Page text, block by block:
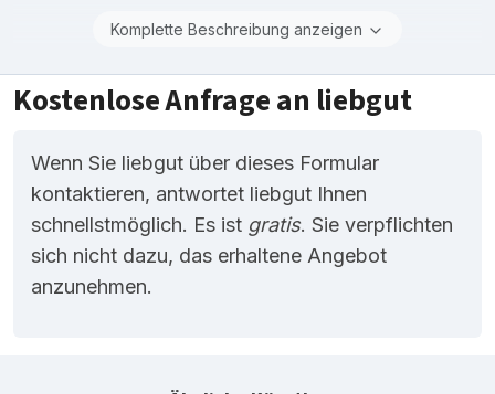
Komplette Beschreibung anzeigen
Kostenlose Anfrage an liebgut
Wenn Sie liebgut über dieses Formular
kontaktieren, antwortet liebgut Ihnen
schnellstmöglich. Es ist gratis. Sie verpflichten
sich nicht dazu, das erhaltene Angebot
anzunehmen.